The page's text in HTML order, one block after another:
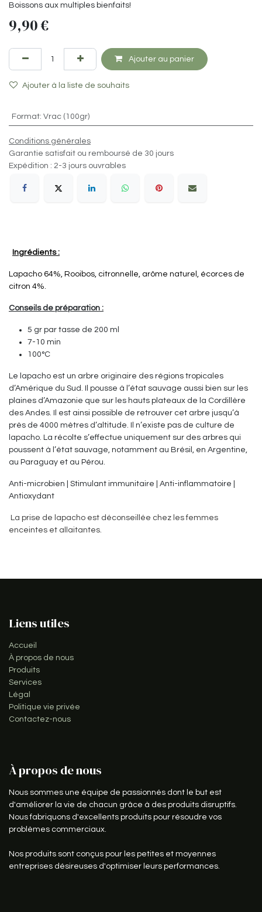
Boissons aux multiples bienfaits!
9,90€
Ajouter au panier
Ajouter à la liste de souhaits
Format: Vrac (100gr)
Conditions générales
Garantie satisfait ou remboursé de 30 jours
Expédition : 2-3 jours ouvrables
Ingrédients :
Lapacho 64%, Rooibos, citronnelle, arôme naturel, écorces de
citron 4%.
Conseils de préparation :
5 gr par tasse de 200 ml
7-10 min
100°C
Le lapacho est un arbre originaire des régions tropicales
d’Amérique du Sud. Il pousse à l’état sauvage aussi bien sur les
plaines d’Amazonie que sur les hauts plateaux de la Cordillère
des Andes. Il est ainsi possible de retrouver cet arbre jusqu’à
près de 4000 mètres d’altitude. Il n’existe pas de culture de
lapacho. La récolte s’effectue uniquement sur des arbres qui
poussent à l’état sauvage, notamment au Brésil, en Argentine,
au Paraguay et au Pérou.
Anti-microbien | Stimulant immunitaire | Anti-inflammatoire |
Antioxydant
La prise de lapacho est déconseillée chez les femmes
enceintes et allaitantes.
Liens utiles
Accueil
À propos de nous
Produits
Services
Légal
Politique vie privée
Contactez-nous
À propos de nous
Nous sommes une équipe de passionnés dont le but est
d'améliorer la vie de chacun grâce à des produits disruptifs.
Nous fabriquons d'excellents produits pour résoudre vos
problèmes commerciaux.
Nos produits sont conçus pour les petites et moyennes
entreprises désireuses d'optimiser leurs performances.